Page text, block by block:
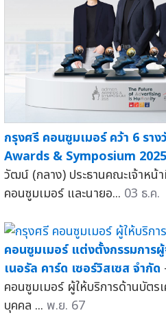
กรุงศรี คอนซูมเมอร์ คว้า 6 รา
Awards & Symposium 2025
วัฒน์ (กลาง) ประธานคณะเจ้าหน้
คอนซูมเมอร์ และนายอ... 03 ธ.ค.
คอนซูมเมอร์ แต่งตั้งกรรมการ
เนอรัล คาร์ด เซอร์วิสเซส จำกัด
คอนซูมเมอร์ ผู้ให้บริการด้านบัตร
บุคคล ... พ.ย. 67